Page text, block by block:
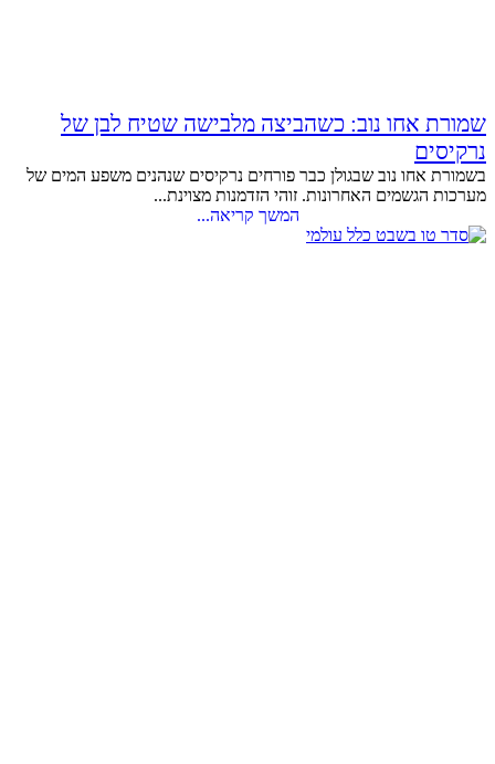
שמורת אחו נוב: כשהביצה מלבישה שטיח לבן של
נרקיסים
בשמורת אחו נוב שבגולן כבר פורחים נרקיסים שנהנים משפע המים של
מערכות הגשמים האחרונות. זוהי הזדמנות מצוינת...
המשך קריאה...